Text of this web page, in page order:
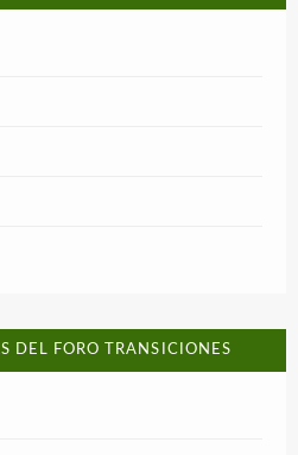
DEL FORO TRANSICIONES